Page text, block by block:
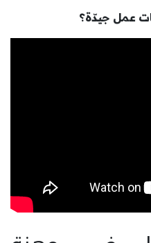
عمل جيدّة؟